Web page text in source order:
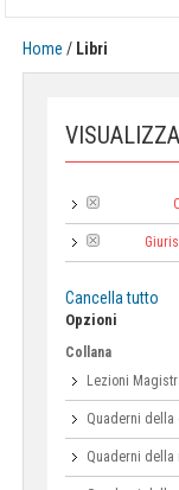
Home / Libri
Cancella tutto
Opzioni
Collana
Lezioni
Quaderni della
Quaderni della